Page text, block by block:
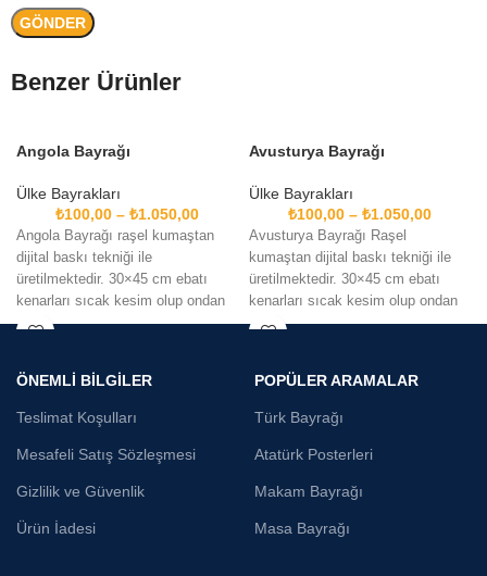
Benzer Ürünler
Angola Bayrağı
Ülke Bayrakları
₺100,00 – ₺1.050,00
Angola Bayrağı raşel kumaştan
dijital baskı tekniği ile
üretilmektedir. 30×45 cm ebatı
kenarları sıcak kesim olup ondan
sonraki ölçülerin kenarlar
Avusturya Bayrağı
Ülke Bayrakları
₺100,00 – ₺1.050,00
Avusturya Bayrağı Raşel
kumaştan dijital baskı tekniği ile
üretilmektedir. 30×45 cm ebatı
kenarları sıcak kesim olup ondan
sonraki ölçülerin kenarlar
ÖNEMLİ BİLGİLER
Teslimat Koşulları
Mesafeli Satış Sözleşmesi
Gizlilik ve Güvenlik
Ürün İadesi
POPÜLER ARAMALAR
Türk Bayrağı
Atatürk Posterleri
Makam Bayrağı
Masa Bayrağı